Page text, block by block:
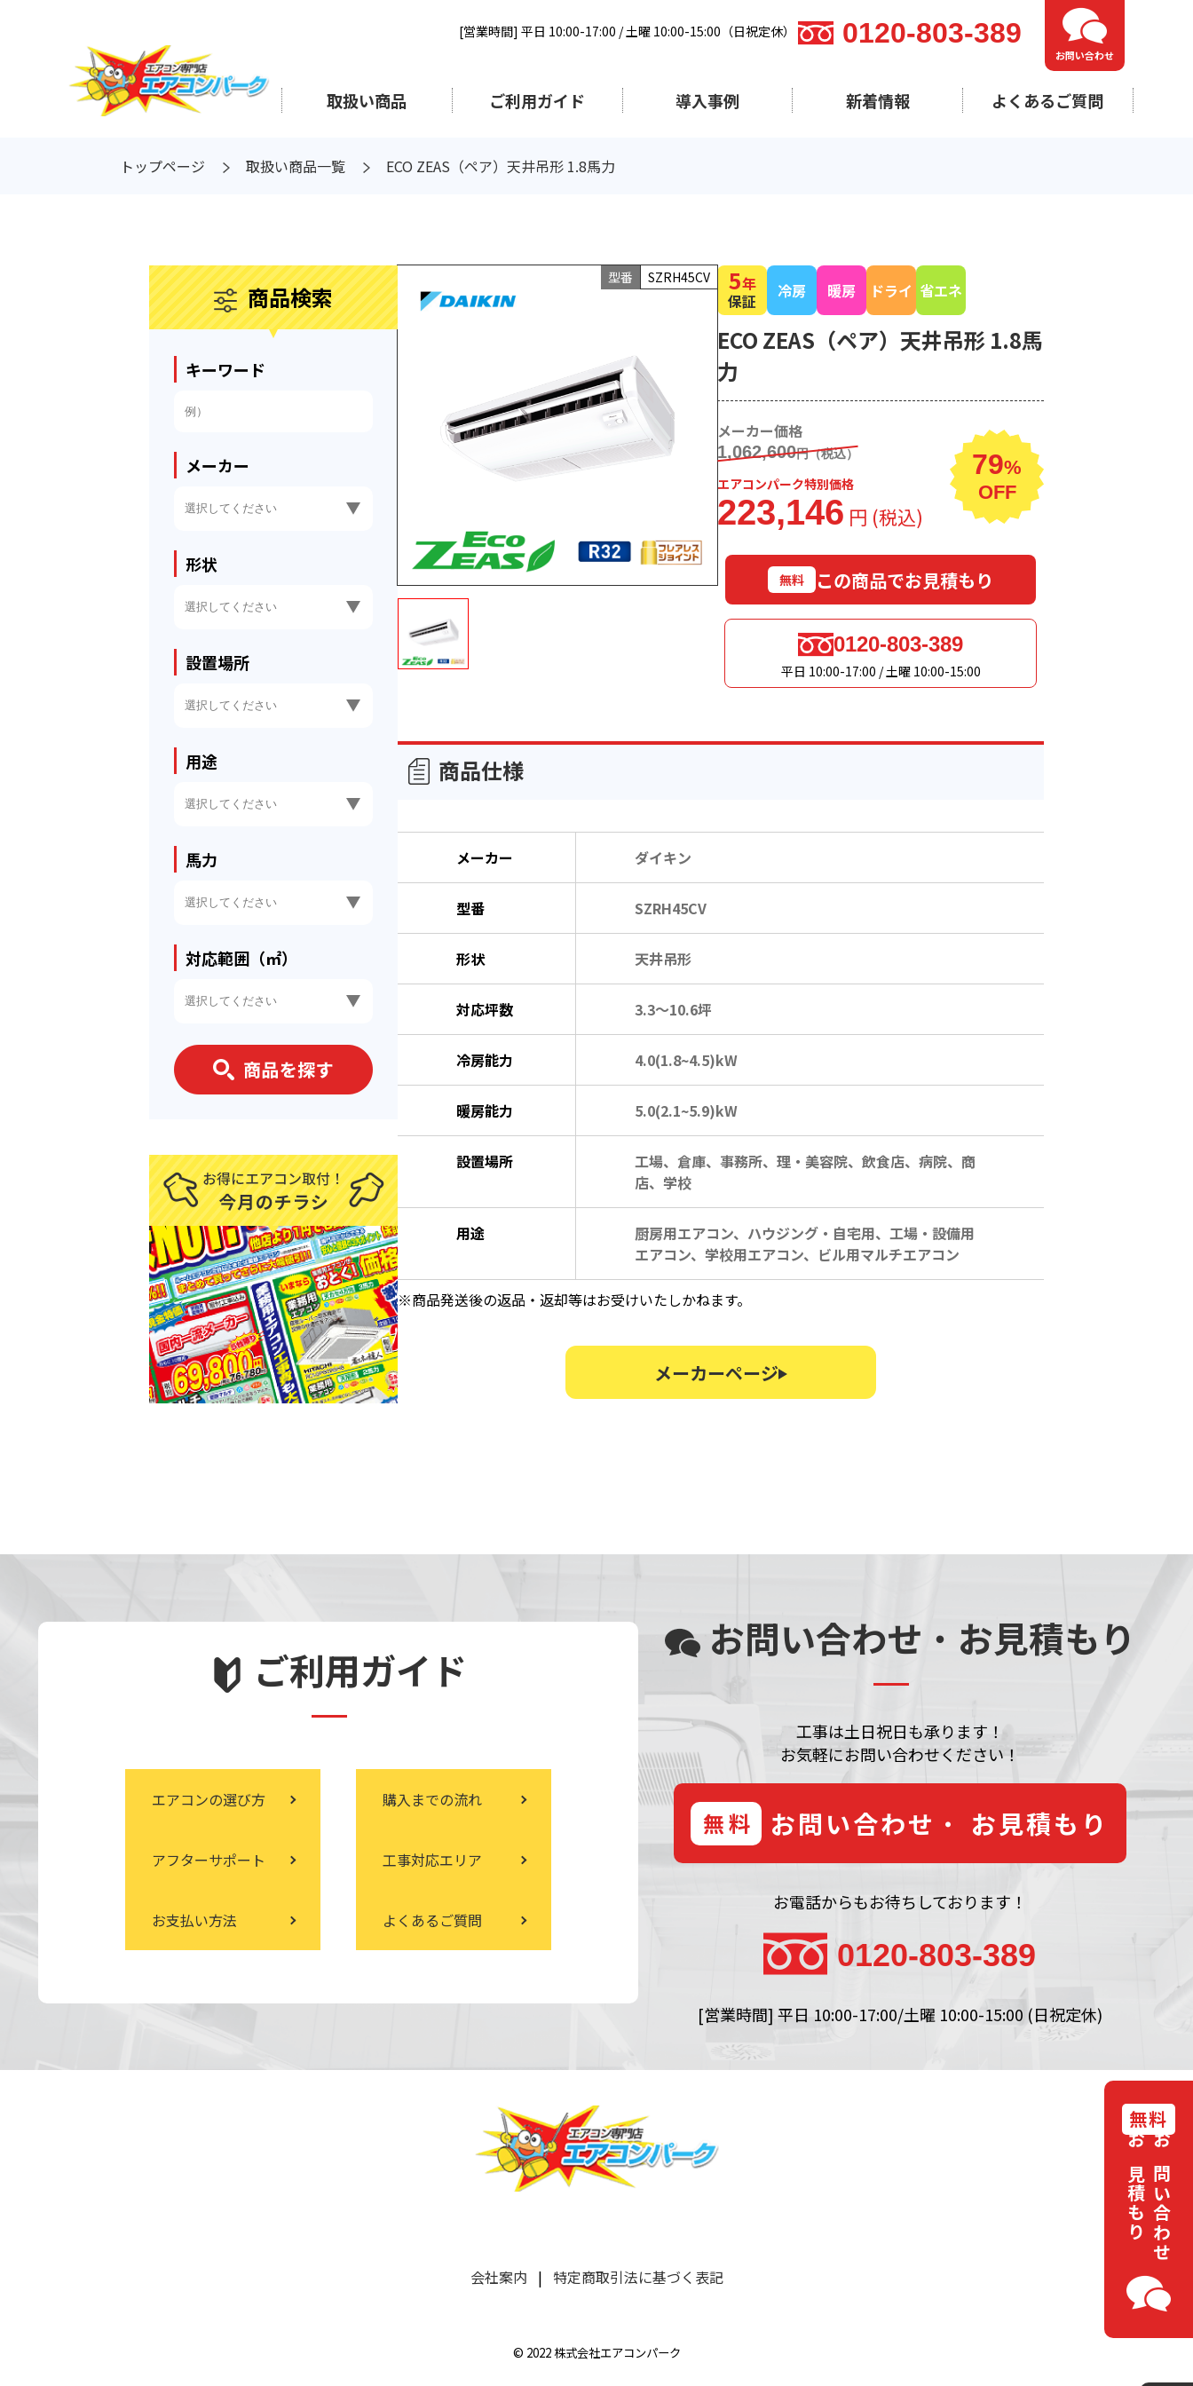
[営業時間] 平日 10:00-17:00 / 土曜 10:00-15:00（日祝定休） 0120-803-389
お問い合わせ
取扱い商品 ご利用ガイド 導入事例 新着情報 よくあるご質問
トップページ 取扱い商品一覧 ECO ZEAS（ペア）天井吊形 1.8馬力
型番 SZRH45CV 5年
保証
冷房 暖房 ドライ 省エネ
ECO ZEAS（ペア）天井吊形 1.8馬
力
メーカー価格
1,062,600円（税込）
エアコンパーク特別価格
223,146 円 (税込)
79%
OFF
無料 この商品でお見積もり
0120-803-389
平日 10:00-17:00 / 土曜 10:00-15:00
商品仕様
メーカー ダイキン
型番 SZRH45CV
形状 天井吊形
対応坪数 3.3～10.6坪
冷房能力 4.0(1.8~4.5)kW
暖房能力 5.0(2.1~5.9)kW
設置場所
工場、倉庫、事務所、理・美容院、飲食店、病院、商
店、学校
用途
厨房用エアコン、ハウジング・自宅用、工場・設備用
エアコン、学校用エアコン、ビル用マルチエアコン
※商品発送後の返品・返却等はお受けいたしかねます。
メーカーページ
商品検索
キーワード
メーカー
形状
設置場所
用途
馬力
対応範囲（㎡）
ご利用ガイド
エアコンの選び方 購入までの流れ
アフターサポート 工事対応エリア
お支払い方法 よくある ご質問
お問い合わせ ・ お見積もり
工事は土日祝日も承ります！
お気軽にお問い合わせください！
無料 お問い合わせ ・ お見積もり
お電話からもお待ちしております！
0120-803-389
[営業時間] 平日 10:00-17:00/土曜 10:00-15:00 (日祝定休)
会社案内 | 特定商取引法に基づく表記
© 2022 株式会社エアコンパーク
無料
お問い合わせ
お見積もり